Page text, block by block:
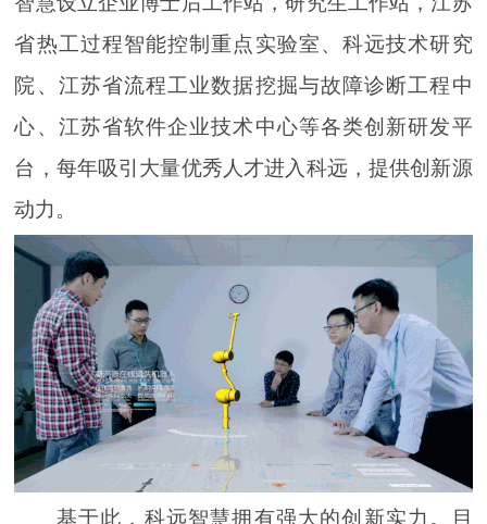
省热工过程智能控制重点实验室、科远技术研究
院、江苏省流程工业数据挖掘与故障诊断工程中
心、江苏省软件企业技术中心等各类创新研发平
台，每年吸引大量优秀人才进入科远，提供创新源
动力。
基于此，科远智慧拥有强大的创新实力。目